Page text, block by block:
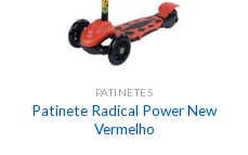
PATINETES
Patinete Radical Power New
Vermelho